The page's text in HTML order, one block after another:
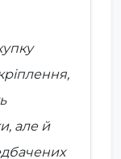
але й